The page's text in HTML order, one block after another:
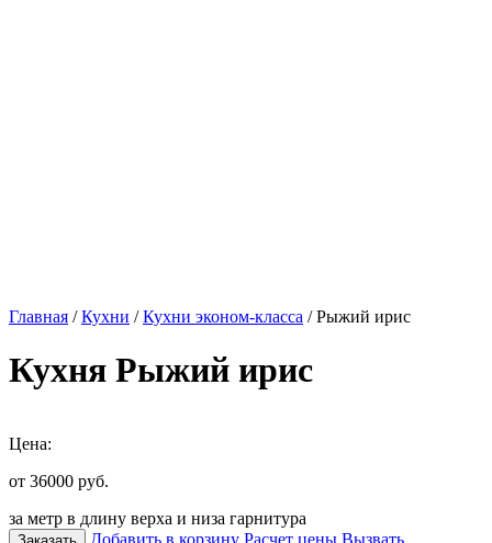
Главная /Кухни /Кухни эконом-класса / Рыжий ирис
Кухня Рыжий ирис
Цена:
от 36000 руб.
за метр в длину верха и низа гарнитура
Добавить в корзину Расчет цены Вызвать